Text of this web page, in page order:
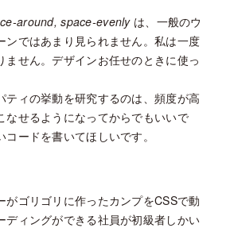
around, space-evenlyは、一般のウ
ンではあまり見られません。私は一度
ません。デザインお任せのときに使っ
ティの挙動を研究するのは、頻度が高
なせるようになってからでもいいで
ードを書いてほしいです。
がゴリゴリに作ったカンプをCSSで動
ディングができる社員が初級者しかい